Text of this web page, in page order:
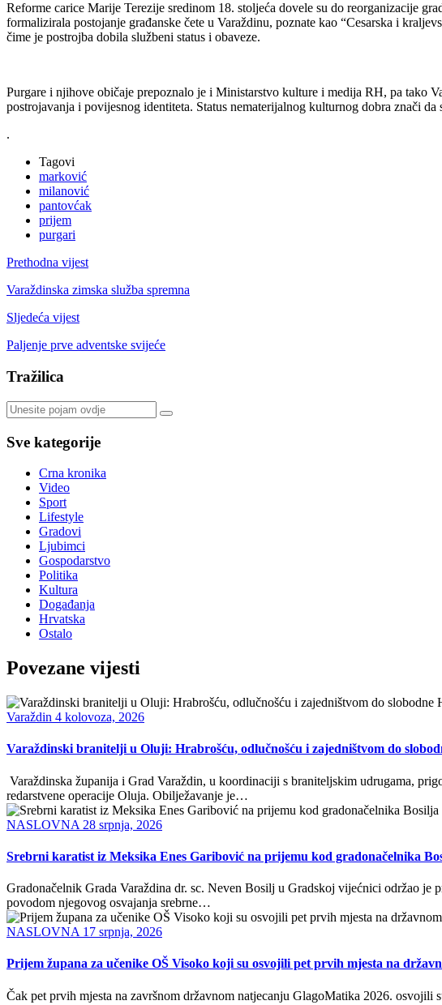
Reforme carice Marije Terezije sredinom 18. stoljeća dovele su do reorganizacije
formalizirala postojanje građanske čete u Varaždinu, poznate kao “Cesarska i
čime je postrojba dobila službeni status i obaveze.
Purgare i njihove običaje prepoznalo je i Ministarstvo kulture i medija RH, pa tako
postrojavanja i povijesnog identiteta. Status nematerijalnog kulturnog dobra znači
.
Tagovi
marković
milanović
pantovćak
prijem
purgari
Prethodna vijest
Varaždinska zimska služba spremna
Sljedeća vijest
Paljenje prve adventske svijeće
Tražilica
Sve kategorije
Crna kronika
Video
Sport
Lifestyle
Gradovi
Ljubimci
Gospodarstvo
Politika
Kultura
Događanja
Hrvatska
Ostalo
Povezane vijesti
Varaždin 4 kolovoza, 2026
Varaždinski branitelji u Oluji: Hrabrošću, odlučnošću i zajedništvom do
Varaždinska županija i Grad Varaždin, u koordinaciji s braniteljskim udrugama,
redarstvene operacije Oluja. Obilježavanje je…
NASLOVNA 28 srpnja, 2026
Srebrni karatist iz Meksika Enes Garibović na prijemu kod gradonačelnika
Gradonačelnik Grada Varaždina dr. sc. Neven Bosilj u Gradskoj vijećnici održao je
povodom njegovog osvajanja srebrne…
NASLOVNA 17 srpnja, 2026
Prijem župana za učenike OŠ Visoko koji su osvojili pet prvih mjesta na
Čak pet prvih mjesta na završnom državnom natjecanju GlagoMatika 2026.